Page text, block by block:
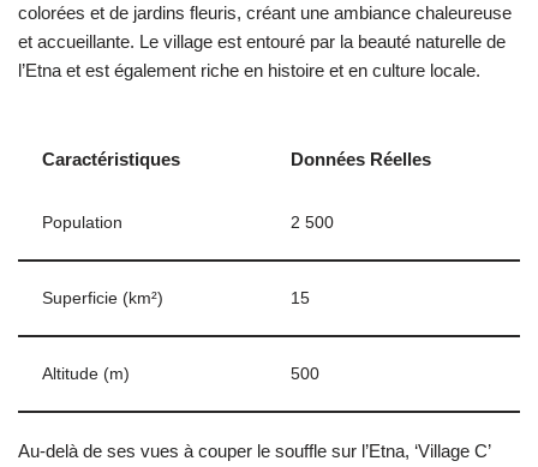
colorées et de jardins fleuris, créant une ambiance chaleureuse
et accueillante. Le village est entouré par la beauté naturelle de
l’Etna et est également riche en histoire et en culture locale.
Caractéristiques Données Réelles
Population 2 500
Superficie (km²) 15
Altitude (m) 500
Au-delà de ses vues à couper le souffle sur l’Etna, ‘Village C’